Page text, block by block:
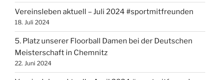
Vereinsleben aktuell – Juli 2024 #sportmitfreunden
18. Juli 2024
5. Platz unserer Floorball Damen bei der Deutschen
Meisterschaft in Chemnitz
22. Juni 2024